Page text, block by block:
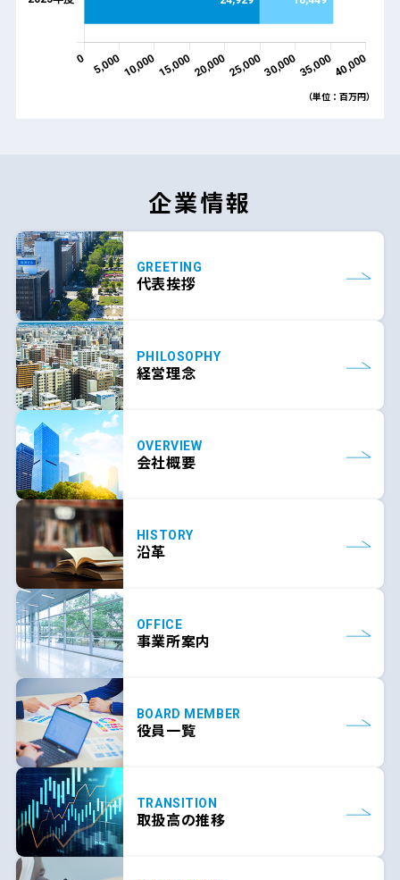
（単位：百万円）
企業情報
GREETING
代表挨拶
PHILOSOPHY
経営理念
OVERVIEW
会社概要
HISTORY
沿革
OFFICE
事業所案内
BOARD MEMBER
役員一覧
TRANSITION
取扱高の推移